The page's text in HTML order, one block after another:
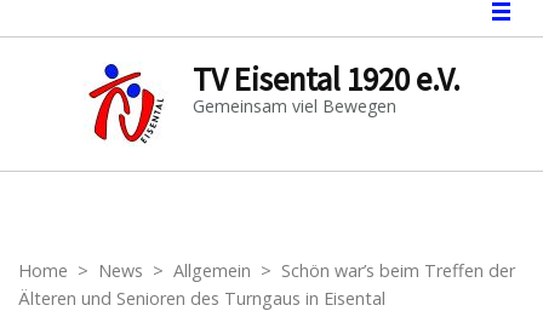
TV Eisental 1920 e.V.
Gemeinsam viel Bewegen
Home > News > Allgemein > Schön war’s beim Treffen der
Älteren und Senioren des Turngaus in Eisental